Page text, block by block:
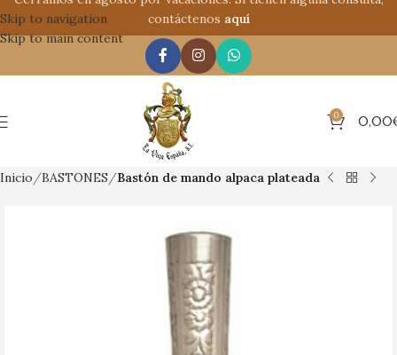
Skip to navigation
Skip to main content
0 0,00
Inicio BASTONES Bastón de mando alpaca plateada
contáctenos aquí